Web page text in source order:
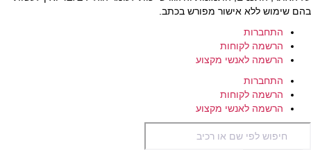
בהם שימוש ללא אישור מפורש בכתב.
התחברות
הרשמה לקוחות
הרשמה לאנשי מקצוע
התחברות
הרשמה לקוחות
הרשמה לאנשי מקצוע
search